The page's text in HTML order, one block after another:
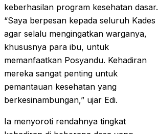
keberhasilan program kesehatan dasar.
“Saya berpesan kepada seluruh Kades
agar selalu mengingatkan warganya,
khususnya para ibu, untuk
memanfaatkan Posyandu. Kehadiran
mereka sangat penting untuk
pemantauan kesehatan yang
berkesinambungan,” ujar Edi.
Ia menyoroti rendahnya tingkat